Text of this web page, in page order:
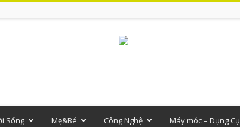
Sống Mẹ&Bé Công Nghệ Máy móc – Dụng Cụ